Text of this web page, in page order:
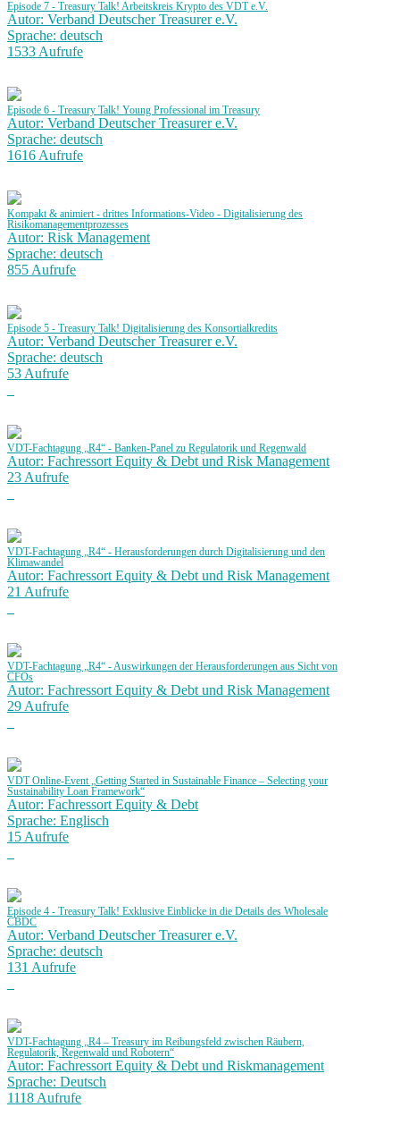
Episode 7 - Treasury Talk! Arbeitskreis Krypto des VDT e.V.
Autor: Verband Deutscher Treasurer e.V.
Sprache: deutsch
1533 Aufrufe
Episode 6 - Treasury Talk! Young Professional im Treasury
Autor: Verband Deutscher Treasurer e.V.
Sprache: deutsch
1616 Aufrufe
Kompakt & animiert - drittes Informations-Video - Digitalisierung des
Risikomanagementprozesses
Autor: Risk Management
Sprache: deutsch
855 Aufrufe
Episode 5 - Treasury Talk! Digitalisierung des Konsortialkredits
Autor: Verband Deutscher Treasurer e.V.
Sprache: deutsch
53 Aufrufe
VDT-Fachtagung „R4“ - Banken-Panel zu Regulatorik und Regenwald
Autor: Fachressort Equity & Debt und Risk Management
23 Aufrufe
VDT-Fachtagung „R4“ - Herausforderungen durch Digitalisierung und den
Klimawandel
Autor: Fachressort Equity & Debt und Risk Management
21 Aufrufe
VDT-Fachtagung „R4“ - Auswirkungen der Herausforderungen aus Sicht von
CFOs
Autor: Fachressort Equity & Debt und Risk Management
29 Aufrufe
VDT Online-Event „Getting Started in Sustainable Finance – Selecting your
Sustainability Loan Framework“
Autor: Fachressort Equity & Debt
Sprache: Englisch
15 Aufrufe
Episode 4 - Treasury Talk! Exklusive Einblicke in die Details des Wholesale
CBDC
Autor: Verband Deutscher Treasurer e.V.
Sprache: deutsch
131 Aufrufe
VDT-Fachtagung „R4 – Treasury im Reibungsfeld zwischen Räubern,
Regulatorik, Regenwald und Robotern“
Autor: Fachressort Equity & Debt und Riskmanagement
Sprache: Deutsch
1118 Aufrufe